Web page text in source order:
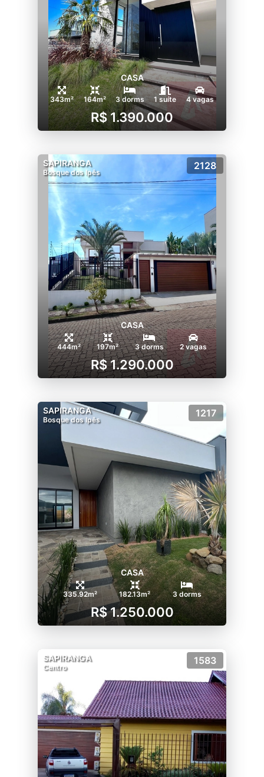
CASA
343m² 164m² 3 dorms 1 suíte 4 vagas
R$ 1.390.000
SAPIRANGA
Bosque dos Ipês
2128
CASA
444m² 197m² 3 dorms 2 vagas
R$ 1.290.000
SAPIRANGA
Bosque dos Ipês
1217
CASA
335.92m² 182.13m² 3 dorms
R$ 1.250.000
SAPIRANGA
Centro
1583